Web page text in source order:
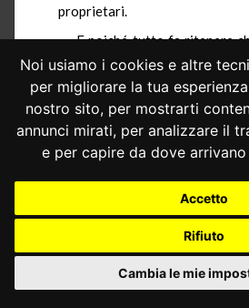
Noi usiamo i cookies e altre
per migliorare la tua
nostro sito, per mostrarti
annunci mirati, per analizzare il
e per capire da dove
Accetto
Rifiuto
Cambia le mie
proprietari.
E poiché tutto fa ritenere
particolari adottate dalla
ad adeguare l'attuazione dei
a base della legislazione
circostanze ambientali
tal modo proprio le finalità
all'Ente regione, la Corte non
sufficienti per
illegittimità costituzionale.
PER QUESTI
LA CORTE